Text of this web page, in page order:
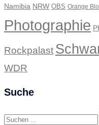
Namibia NRW OBS Orange
Photographie
Rockpalast
WDR
Suche
Suchen